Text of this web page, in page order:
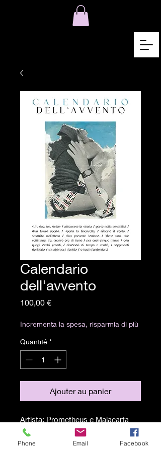
Calendario
dell'avvento
100,00 €Prix
Incrementa la spesa, risparmia di più
Quantité *
Ajouter au panier
Artista: Prometheus e Malacarta
Tecnica: Mixed media on paper,
collage e poesia
Phone Email Facebook